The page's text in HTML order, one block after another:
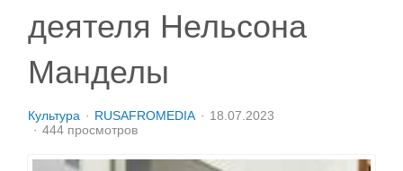
деятеля Нельсона
Манделы
Культура RUSAFROMEDIA
18.07.2023
444 просмотров